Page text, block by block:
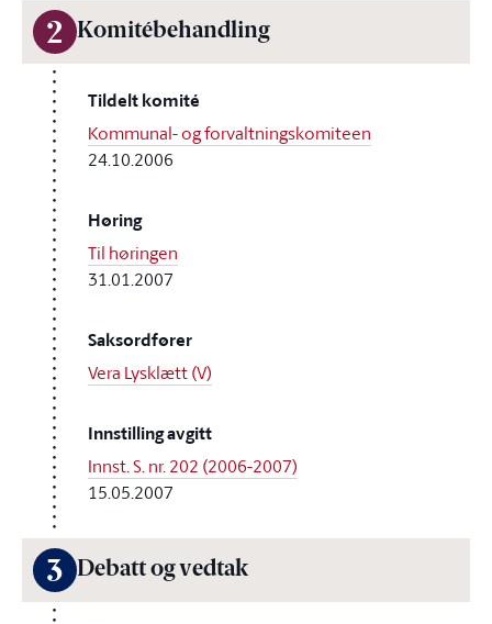
2 Komitébehandling
Tildelt komité
Kommunal- og forvaltningskomiteen
24.10.2006
Høring
Til høringen
31.01.2007
Saksordfører
Vera Lysklætt (V)
Innstilling avgitt
Innst. S. nr. 202 (2006-2007)
15.05.2007
3 Debatt og vedtak